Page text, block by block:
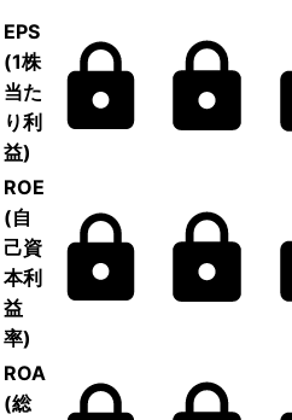
EPS
(1株
当た
り利
益)
ROE
(自
己資
本利
益
率)
ROA
(総